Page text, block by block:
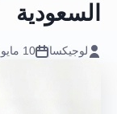
السعودية
لوجيكسا 10 مايو 2026